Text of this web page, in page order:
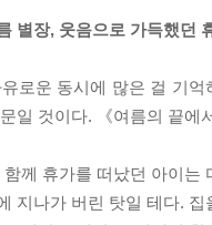
별장, 웃음으로 가득했던
로운 동시에 많은 걸 기
일 것이다. 《여름의 끝
께 휴가를 떠났던 아이
지나가 버린 탓일 테다.